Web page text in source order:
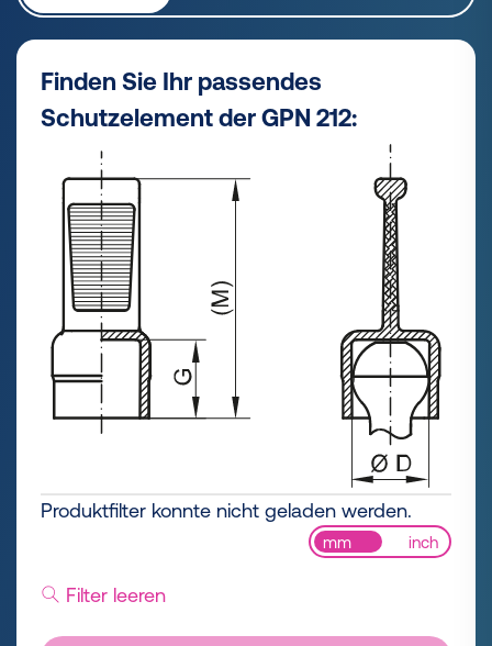
Finden Sie Ihr passendes
Schutzelement der GPN 212:
Produktfilter konnte nicht geladen werden.
mm inch
Filter leeren